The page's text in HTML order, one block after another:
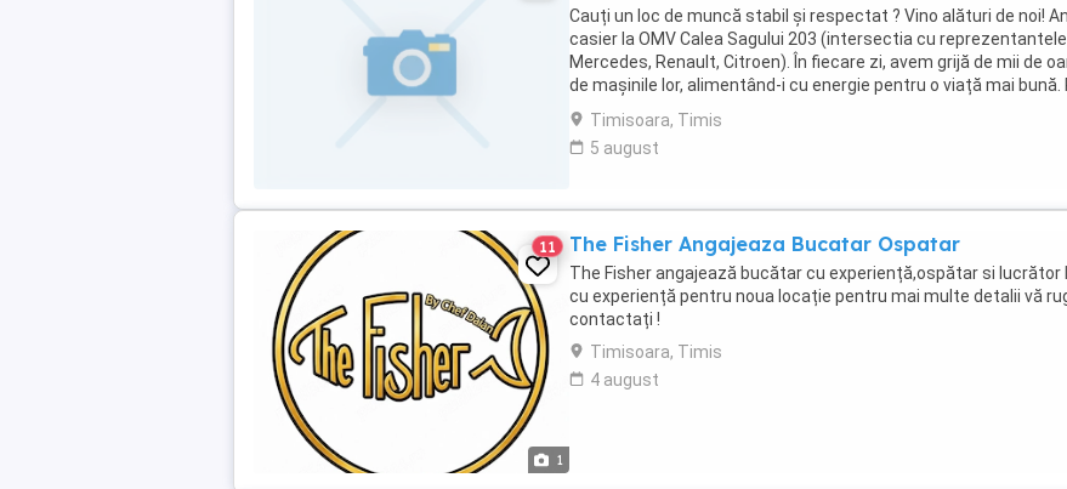
Cauți un loc de muncă stabil și respectat ? Vino alături de noi!
casier la OMV Calea Sagului 203 (intersectia cu
Mercedes, Renault, Citroen). În fiecare zi, avem grijă de mii de
de mașinile lor, alimentând-i cu energie pentru o viață mai bună.
contribui ...
Timisoara, Timis
5 august
1
11 The Fisher Angajeaza Bucatar Ospatar
The Fisher angajează bucătar cu experiență,ospătar si lucrător
cu experiență pentru noua locație pentru mai multe detalii vă
contactați !
Timisoara, Timis
4 august